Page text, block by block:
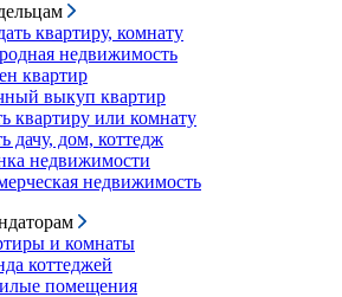
квартиру, комнату
недвижимость
квартир
выкуп квартир
квартиру или комнату
дачу, дом, коттедж
недвижимости
недвижимость
и комнаты
коттеджей
помещения